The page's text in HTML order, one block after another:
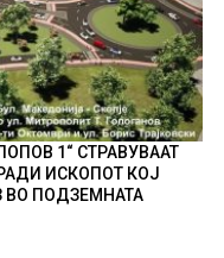
1“ СТРАВУВААТ
ИСКОПОТ КОЈ
ВО ПОДЗЕМНАТА